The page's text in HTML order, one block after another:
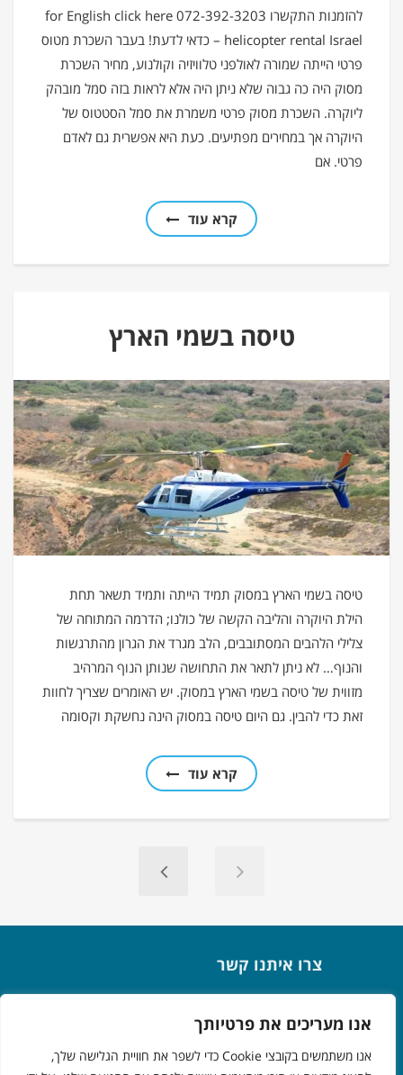
אנו מעריכים את פרטיותך
אנו משתמשים בקובצי Cookie כדי לשפר את חוויית הגלישה שלך,
להזמנות התקשרו 072-392-3203 for English click here
– helicopter rental Israel כדאי לדעת! בעבר השכרת מטוס
פרטי הייתה שמורה לאולפני טלוויזיה וקולנוע, מחיר השכרת
מסוק היה כה גבוה שלא ניתן היה אלא לראות בזה סמל מובהק
ליוקרה. השכרת מסוק פרטי משמרת את סמל הסטטוס של
היוקרה אך במחירים מפתיעים. כעת היא אפשרית גם לאדם
פרטי. אם
קרא עוד
טיסה בשמי הארץ
טיסה בשמי הארץ במסוק תמיד הייתה ותמיד תשאר תחת
הילת היוקרה והליבה הקשה של כולנו; הדרמה המתוחה של
צלילי הלהבים המסתובבים, הלב מגרד את הגרון מהתרגשות
והנוף… לא ניתן לתאר את התחושה שנותן הנוף המרהיב
מזווית של טיסה בשמי הארץ במסוק. יש האומרים שצריך לחוות
זאת כדי להבין. גם היום טיסה במסוק הינה נחשקת וקסומה
קרא עוד
צרו איתנו קשר